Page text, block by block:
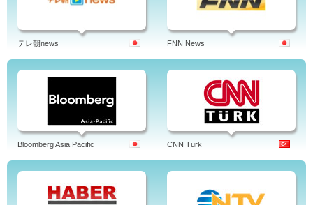
テレ朝news FNN News
Bloomberg Asia Pacific CNN Türk